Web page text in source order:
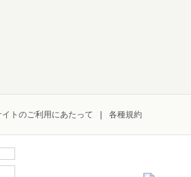
トのご利用にあたって 各種規約